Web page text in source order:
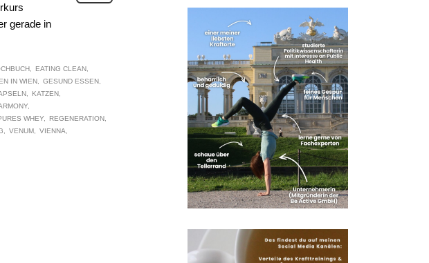
gerade in
EATING CLEAN
IN WIEN
GESUND ESSEN
KATZEN
WHEY
REGENERATION
VENUM
VIENNA